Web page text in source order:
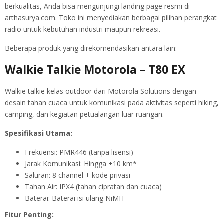
berkualitas, Anda bisa mengunjungi landing page resmi di
arthasurya.com. Toko ini menyediakan berbagai pilihan perangkat
radio untuk kebutuhan industri maupun rekreasi.
Beberapa produk yang direkomendasikan antara lain:
Walkie Talkie Motorola – T80 EX
Walkie talkie kelas outdoor dari Motorola Solutions dengan
desain tahan cuaca untuk komunikasi pada aktivitas seperti hiking,
camping, dan kegiatan petualangan luar ruangan.
Spesifikasi Utama:
Frekuensi: PMR446 (tanpa lisensi)
Jarak Komunikasi: Hingga ±10 km*
Saluran: 8 channel + kode privasi
Tahan Air: IPX4 (tahan cipratan dan cuaca)
Baterai: Baterai isi ulang NiMH
Fitur Penting: